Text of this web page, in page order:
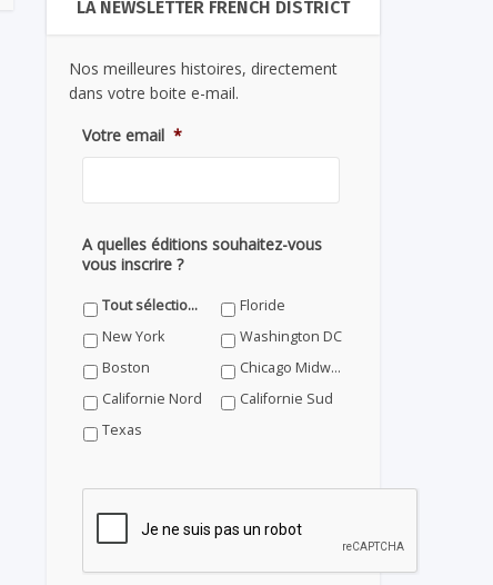
LA NEWSLETTER FRENCH DISTRICT
Nos meilleures histoires, directement
dans votre boite e-mail.
Votre email *
A quelles éditions souhaitez-vous
vous inscrire ?
Tout sélectionner
Floride
New York
Washington DC
Boston
Chicago Midwest
Californie Nord
Californie Sud
Texas